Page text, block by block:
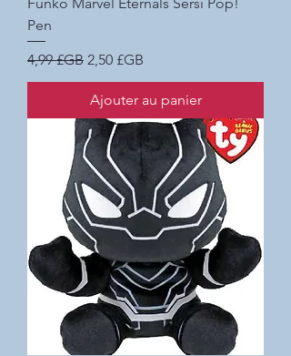
Pen
Prix original
4,99 £GB Prix promotionnel
2,50 £GB
Ajouter au panier